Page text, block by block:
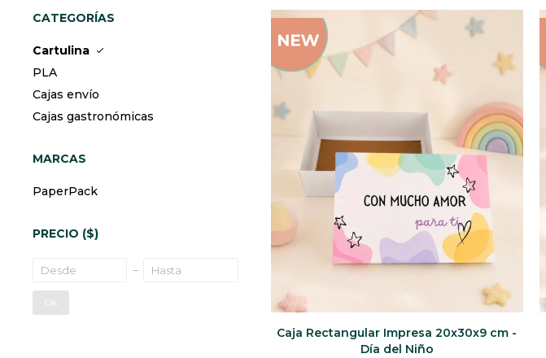
Caja Rectangular Impresa 20x30x9 cm -
Día del Niño
CATEGORÍAS
Cartulina
PLA
Cajas envío
Cajas gastronómicas
MARCAS
PaperPack
PRECIO ($)
OK